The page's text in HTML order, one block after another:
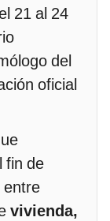
21 al 24
del
oficial
fin de
entre
vivienda,